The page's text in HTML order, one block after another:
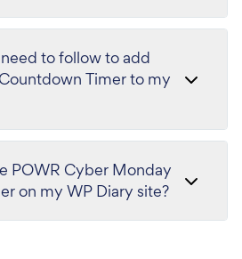
to follow to add
Timer to my
POWR Cyber Monday
on my WP Diary site?